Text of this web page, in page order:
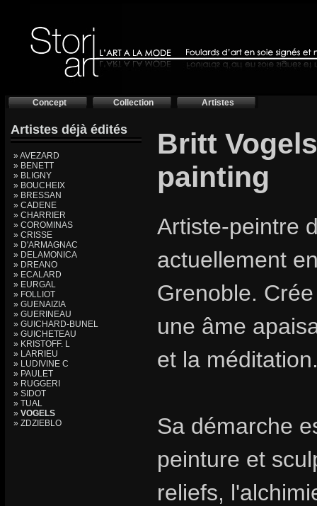
Concept Collection Artistes
Artistes déjà édités
» AVEZARD
» BENETT
» BLIGNY
» BOUCHEIX
» BRESSAN
» CADENE
» CHARRIER
» COROMINAS
» CRISSE
» D'ARMAGNAC
» DELAMONICA
» DREANO
» ECALARD
» EURGAL
» FOLLIOT
» GUENAIZIA
» GUERINEAU
» GUICHARD-BUNEL
» GUICHETEAU
» KRISTOFF. L
» LARRIEU
» LUDIVINE C
» PAULET
» RUGGERI
» SIDOT
» TUAL
» VOGELS
» ZDZIEBLO
Britt
painting
Artiste-peintre
actuellement
Grenoble.
une âme
et la
Sa démarche
peinture et
reliefs,